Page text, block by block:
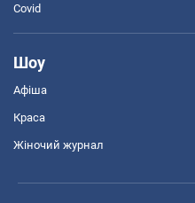
Covid
Шоу
Афіша
Краса
Жіночий журнал